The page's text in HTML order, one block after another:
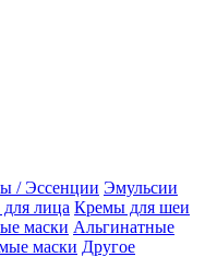
/ Эссенции Эмульсии
для лица Кремы для шеи
маски Альгинатные
маски Другое